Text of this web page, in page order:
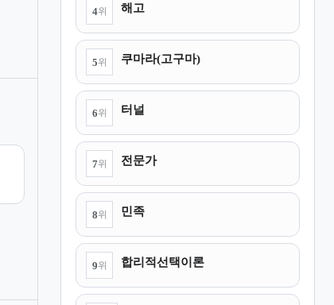
4위 해고
5위 쿠마라(고구마)
6위 터널
7위 전문가
8위 민족
9위 합리적선택이론